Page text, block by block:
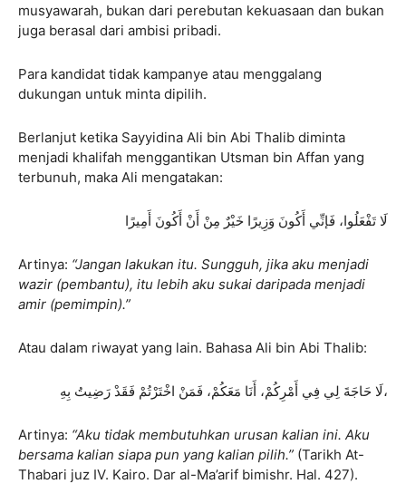
musyawarah, bukan dari perebutan kekuasaan dan bukan
juga berasal dari ambisi pribadi.
Para kandidat tidak kampanye atau menggalang
dukungan untuk minta dipilih.
Berlanjut ketika Sayyidina Ali bin Abi Thalib diminta
menjadi khalifah menggantikan Utsman bin Affan yang
terbunuh, maka Ali mengatakan:
لَا تَفْعَلُوا، فَإنِّي أَكُونَ وَزِيرًا خَيْرٌ مِنْ أَنْ أَكُونَ أَمِيرًا
Artinya: “Jangan lakukan itu. Sungguh, jika aku menjadi
wazir (pembantu), itu lebih aku sukai daripada menjadi
amir (pemimpin).”
Atau dalam riwayat yang lain. Bahasa Ali bin Abi Thalib:
لَا حَاجَةَ لِي فِي أَمْرِكُمْ، أَنَا مَعَكُمْ، فَمَنْ اخْتَرْتُمْ فَقَدْ رَضِيتُ بِهِ،
Artinya: “Aku tidak membutuhkan urusan kalian ini. Aku
bersama kalian siapa pun yang kalian pilih.” (Tarikh At-
Thabari juz IV. Kairo. Dar al-Ma’arif bimishr. Hal. 427).